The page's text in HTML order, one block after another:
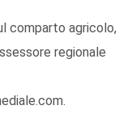
comparto agricolo,
regionale